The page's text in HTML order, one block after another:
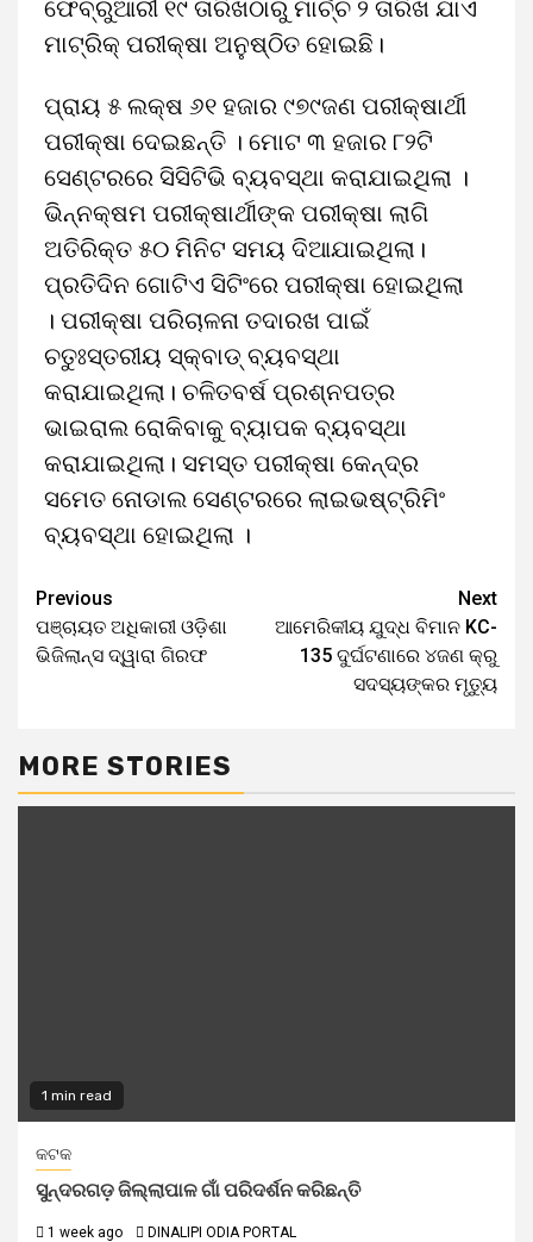
ଫେବ୍ରୁଆରୀ ୧୯ ତାରିଖଠାରୁ ମାର୍ଚ୍ଚ ୨ ତାରିଖ ଯାଏ
ମାଟ୍ରିକ୍ ପରୀକ୍ଷା ଅନୁଷ୍ଠିତ ହୋଇଛି।
ପ୍ରାୟ ୫ ଲକ୍ଷ ୬୧ ହଜାର ୯୭୯ଜଣ ପରୀକ୍ଷାର୍ଥୀ
ପରୀକ୍ଷା ଦେଇଛନ୍ତି । ମୋଟ ୩ ହଜାର ୮୨ଟି
ସେଣ୍ଟରରେ ସିସିଟିଭି ବ୍ୟବସ୍ଥା କରାଯାଇଥିଲା ।
ଭିନ୍ନକ୍ଷମ ପରୀକ୍ଷାର୍ଥୀଙ୍କ ପରୀକ୍ଷା ଲାଗି
ଅତିରିକ୍ତ ୫୦ ମିନିଟ ସମୟ ଦିଆଯାଇଥିଲା।
ପ୍ରତିଦିନ ଗୋଟିଏ ସିଟିଂରେ ପରୀକ୍ଷା ହୋଇଥିଲା
। ପରୀକ୍ଷା ପରିଚାଳନା ତଦାରଖ ପାଇଁ
ଚତୁଃସ୍ତରୀୟ ସ୍କ୍ବାଡ୍‌ ବ୍ୟବସ୍ଥା
କରାଯାଇଥିଲା। ଚଳିତବର୍ଷ ପ୍ରଶ୍ନପତ୍ର
ଭାଇରାଲ ରୋକିବାକୁ ବ୍ୟାପକ ବ୍ୟବସ୍ଥା
କରାଯାଇଥିଲା। ସମସ୍ତ ପରୀକ୍ଷା କେନ୍ଦ୍ର
ସମେତ ନୋଡାଲ ସେଣ୍ଟରରେ ଲାଇଭଷ୍ଟ୍ରିମିଂ
ବ୍ୟବସ୍ଥା ହୋଇଥିଲା ।
Continue
Reading
Previous
ପଞ୍ଚାୟତ ଅଧିକାରୀ ଓଡ଼ିଶା
ଭିଜିଲାନ୍ସ ଦ୍ୱାରା ଗିରଫ
Next
ଆମେରିକୀୟ ଯୁଦ୍ଧ ବିମାନ KC-
135 ଦୁର୍ଘଟଣାରେ ୪ଜଣ କ୍ରୁ
ସଦସ୍ୟଙ୍କର ମୃତ୍ୟୁ
MORE STORIES
1 min read
କଟକ
ସୁନ୍ଦରଗଡ଼ ଜିଲ୍ଲାପାଳ ଗାଁ ପରିଦର୍ଶନ କରିଛନ୍ତି
1 week ago DINALIPI ODIA PORTAL